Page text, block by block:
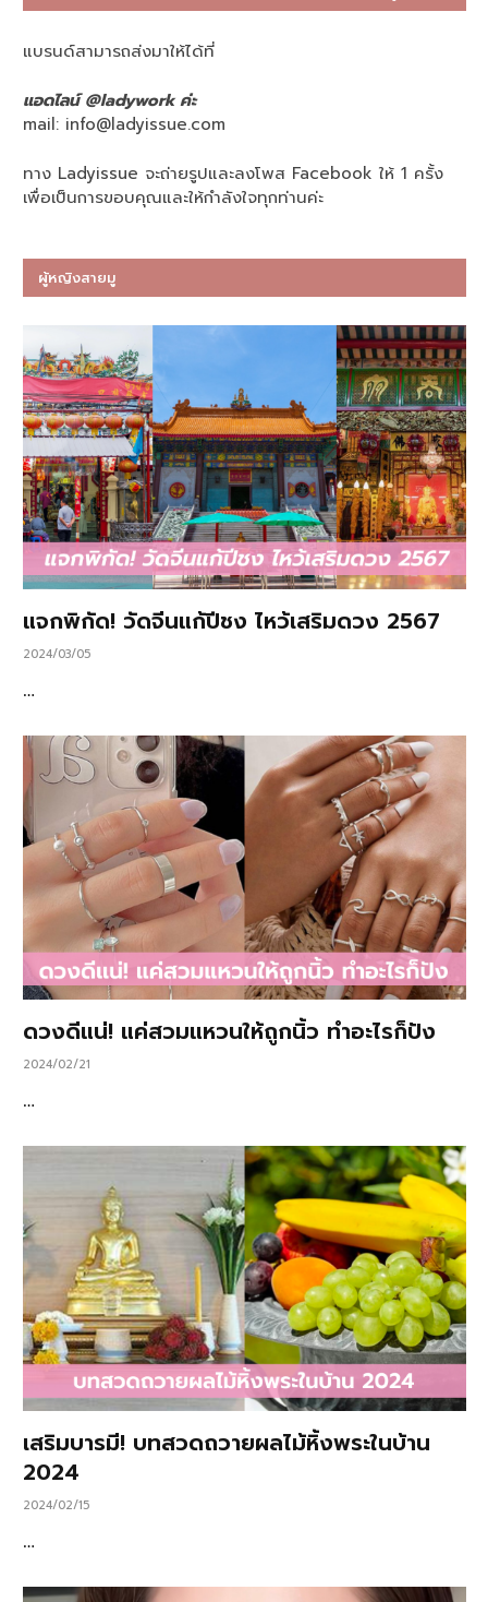
แบรนด์สามารถส่งมาให้ได้ที่
แอดไลน์ @ladywork ค่ะ
mail: info@ladyissue.com
ทาง Ladyissue จะถ่ายรูปและลงโพส Facebook ให้ 1 ครั้ง
เพื่อเป็นการขอบคุณและให้กำลังใจทุกท่านค่ะ
ผู้หญิงสายมู
แจกพิกัด! วัดจีนแก้ปีชง ไหว้เสริมดวง 2567
2024/03/05
…
ดวงดีแน่! แค่สวมแหวนให้ถูกนิ้ว ทำอะไรก็ปัง
2024/02/21
…
เสริมบารมี! บทสวดถวายผลไม้หิ้งพระในบ้าน
2024
2024/02/15
…